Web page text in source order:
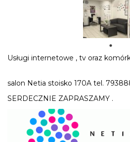
Usługi internetowe , tv oraz
salon Netia stoisko 170A tel.
SERDECZNIE ZAPRASZAMY .